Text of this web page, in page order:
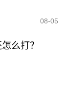
08-05
么打？